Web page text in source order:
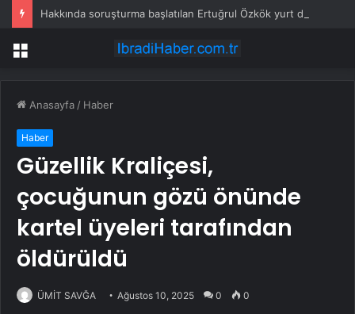
Menü
Anasayfa / Haber
Haber
Güzellik Kraliçesi,
çocuğunun gözü önünde
kartel üyeleri tarafından
öldürüldü
ÜMİT SAVĞA Ağustos 10, 2025 0 0